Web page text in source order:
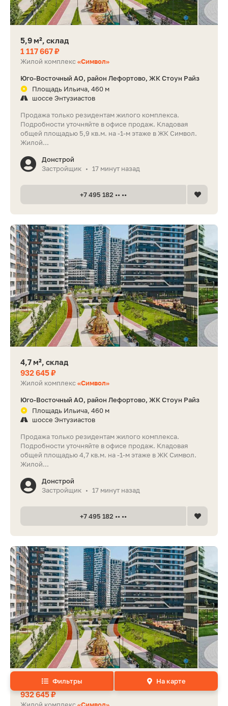
5,9 м², склад
1 117 667 ₽
Жилой комплекс«Символ»
Юго-Восточный АО, район Лефортово, ЖК Стоун Райз
Площадь Ильича, 460 м
шоссе Энтузиастов
Продажа только резидентам жилого комплекса.
Подробности уточняйте в офисе продаж. Кладовая
общей площадью 5,9 кв.м. на -1-м этаже в ЖК Символ.
Жилой...
Донстрой
Застройщик • 17 минут назад
+7 495 182 •• ••
4,7 м², склад
932 645 ₽
Жилой комплекс«Символ»
Юго-Восточный АО, район Лефортово, ЖК Стоун Райз
Площадь Ильича, 460 м
шоссе Энтузиастов
Продажа только резидентам жилого комплекса.
Подробности уточняйте в офисе продаж. Кладовая
общей площадью 4,7 кв.м. на -1-м этаже в ЖК Символ.
Жилой...
Донстрой
Застройщик • 17 минут назад
+7 495 182 •• ••
4,7 м², склад
932 645 ₽
Фильтры На карте